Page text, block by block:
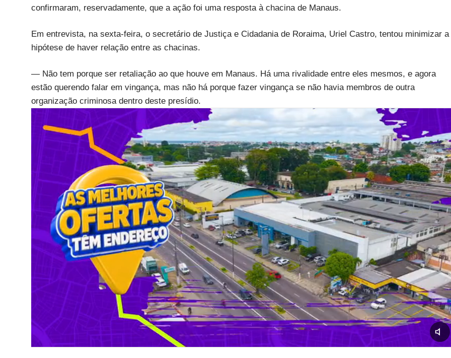
confirmaram, reservadamente, que a ação foi uma resposta à chacina de Manaus.
Em entrevista, na sexta-feira, o secretário de Justiça e Cidadania de Roraima, Uriel Castro, tentou minimizar a
hipótese de haver relação entre as chacinas.
— Não tem porque ser retaliação ao que houve em Manaus. Há uma rivalidade entre eles mesmos, e agora
estão querendo falar em vingança, mas não há porque fazer vingança se não havia membros de outra
organização criminosa dentro deste presídio.